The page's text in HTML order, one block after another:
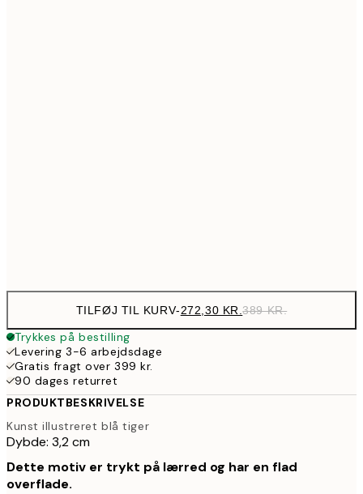
TILFØJ TIL KURV-272,30 KR.389 KR.
Trykkes på bestilling
Levering 3-6 arbejdsdage
Gratis fragt over 399 kr.
90 dages returret
PRODUKTBESKRIVELSE
Kunst illustreret blå tiger
Dybde: 3,2 cm
Dette motiv er trykt på lærred og har en flad
overflade.